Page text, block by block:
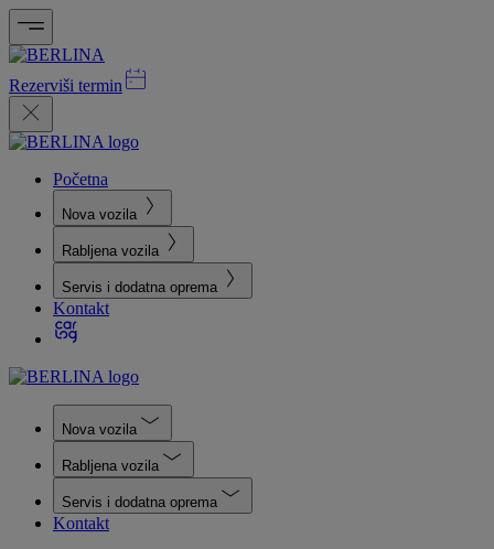
Rezerviši termin
Početna
Nova vozila
Rabljena vozila
Servis i dodatna oprema
Kontakt
Nova vozila
Rabljena vozila
Servis i dodatna oprema
Kontakt